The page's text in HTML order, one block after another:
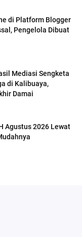
di Platform Blogger
Pengelola Dibuat
Mediasi Sengketa
di Kalibuaya,
Damai
Agustus 2026 Lewat